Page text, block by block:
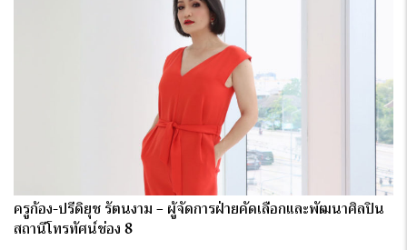
ครูก้อง-ปรีดิยุช รัตนงาม – ผู้จัดการฝ่ายคัดเลือกและพัฒนาศิลปิน
สถานีโทรทัศน์ช่อง 8